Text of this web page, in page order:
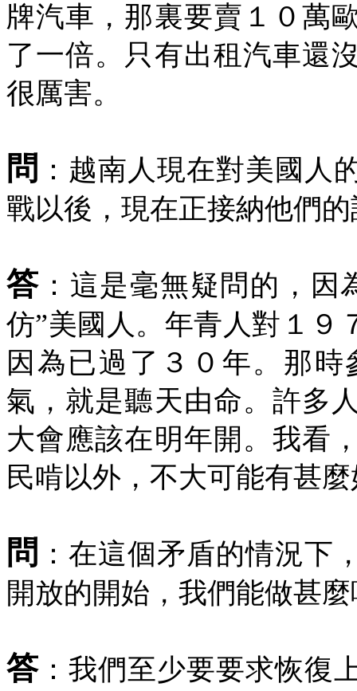
牌汽車，那裏要賣１０萬
了一倍。只有出租汽車還
很厲害。
問 ：越南人現在對美國人
戰以後，現在正接納他們
答 ：這是毫無疑問的，
仿”美國人。年青人對１９
因為已過了３０年。那
氣，就是聽天由命。許多
大會應該在明年開。我看
民啃以外，不大可能有甚
問 ：在這個矛盾的情況下
開放的開始，我們能做甚
答：我們至少要要求恢復